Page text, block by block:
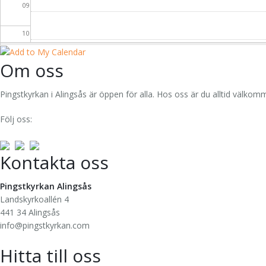
09
10
12
13
14
16
17
18
Om oss
Pingstkyrkan i Alingsås är öppen för alla. Hos oss är du alltid
Följ oss:
Kontakta oss
Pingstkyrkan Alingsås
Landskyrkoallén 4
441 34 Alingsås
info@pingstkyrkan.com
Hitta till oss